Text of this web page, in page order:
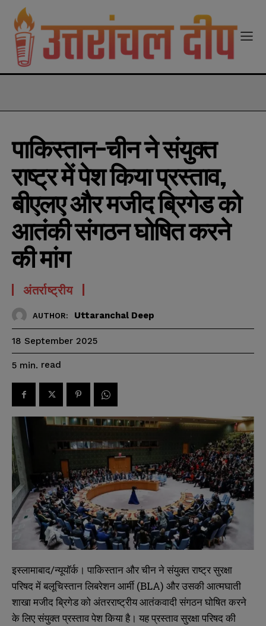
पाकिस्तान-चीन ने संयुक्त
राष्ट्र में पेश किया प्रस्ताव,
बीएलए और मजीद ब्रिगेड को
आतंकी संगठन घोषित करने
की मांग
अंतर्राष्ट्रीय
AUTHOR: Uttaranchal Deep
18 September 2025
5 min. read
इस्लामाबाद/न्यूयॉर्क। पाकिस्तान और चीन ने संयुक्त राष्ट्र सुरक्षा
परिषद में बलूचिस्तान लिबरेशन आर्मी (BLA) और उसकी आत्मघाती
शाखा मजीद ब्रिगेड को अंतरराष्ट्रीय आतंकवादी संगठन घोषित करने
के लिए संयुक्त प्रस्ताव पेश किया है। यह प्रस्ताव सुरक्षा परिषद की